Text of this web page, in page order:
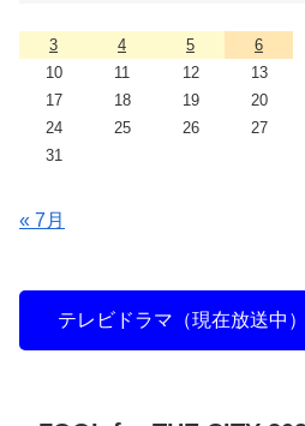
3
4 5 6
10
11 12 13
17
18 19 20
24
25 26 27
31
« 7月
テレビドラマ（現在放送中